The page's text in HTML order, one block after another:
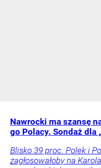
Nawrocki ma szansę
go Polacy. Sondaż dla
Blisko 39 proc. Polek i
zagłosowałoby na